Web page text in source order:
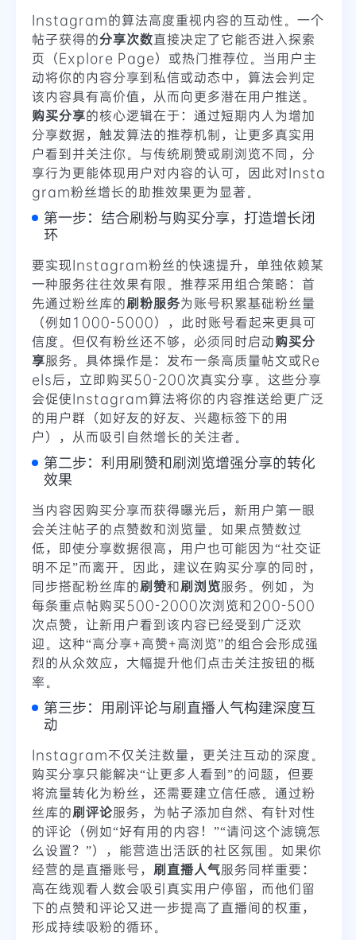
Instagram的算法高度重视内容的互动性。一个
帖子获得的分享次数直接决定了它能否进入探索
页（Explore Page）或热门推荐位。当用户主
动将你的内容分享到私信或动态中，算法会判定
该内容具有高价值，从而向更多潜在用户推送。
购买分享的核心逻辑在于：通过短期内人为增加
分享数据，触发算法的推荐机制，让更多真实用
户看到并关注你。与传统刷赞或刷浏览不同，分
享行为更能体现用户对内容的认可，因此对Insta
gram粉丝增长的助推效果更为显著。
第一步：结合刷粉与购买分享，打造增长闭
环
要实现Instagram粉丝的快速提升，单独依赖某
一种服务往往效果有限。推荐采用组合策略：首
先通过粉丝库的刷粉服务为账号积累基础粉丝量
（例如1000-5000），此时账号看起来更具可
信度。但仅有粉丝还不够，必须同时启动购买分
享服务。具体操作是：发布一条高质量帖文或Re
els后，立即购买50-200次真实分享。这些分享
会促使Instagram算法将你的内容推送给更广泛
的用户群（如好友的好友、兴趣标签下的用
户），从而吸引自然增长的关注者。
第二步：利用刷赞和刷浏览增强分享的转化
效果
当内容因购买分享而获得曝光后，新用户第一眼
会关注帖子的点赞数和浏览量。如果点赞数过
低，即使分享数据很高，用户也可能因为“社交证
明不足”而离开。因此，建议在购买分享的同时，
同步搭配粉丝库的刷赞和刷浏览服务。例如，为
每条重点帖购买500-2000次浏览和200-500
次点赞，让新用户看到该内容已经受到广泛欢
迎。这种“高分享+高赞+高浏览”的组合会形成强
烈的从众效应，大幅提升他们点击关注按钮的概
率。
第三步：用刷评论与刷直播人气构建深度互
动
Instagram不仅关注数量，更关注互动的深度。
购买分享只能解决“让更多人看到”的问题，但要
将流量转化为粉丝，还需要建立信任感。通过粉
丝库的刷评论服务，为帖子添加自然、有针对性
的评论（例如“好有用的内容！”“请问这个滤镜怎
么设置？”），能营造出活跃的社区氛围。如果你
经营的是直播账号， 刷直播人气服务同样重要：
高在线观看人数会吸引真实用户停留，而他们留
下的点赞和评论又进一步提高了直播间的权重，
形成持续吸粉的循环。